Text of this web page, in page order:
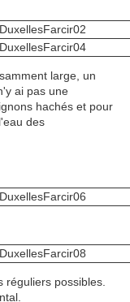
large, un
ai pas une
hachés et pour
des
réguliers possibles.